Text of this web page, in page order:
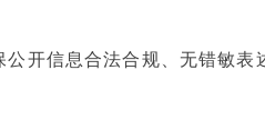
开信息合法合规、无错敏表